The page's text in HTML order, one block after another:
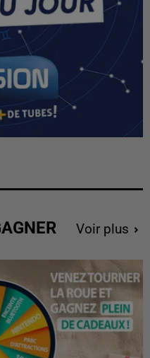
Voir plus